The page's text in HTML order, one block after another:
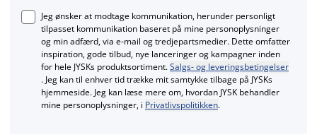
Jeg ønsker at modtage kommunikation, herunder personligt
tilpasset kommunikation baseret på mine personoplysninger
og min adfærd, via e‑mail og tredjepartsmedier. Dette omfatter
inspiration, gode tilbud, nye lanceringer og kampagner inden
for hele JYSKs produktsortiment.Salgs- og leveringsbetingelser
. Jeg kan til enhver tid trække mit samtykke tilbage på JYSKs
hjemmeside. Jeg kan læse mere om, hvordan JYSK behandler
mine personoplysninger, i Privatlivspolitikken.